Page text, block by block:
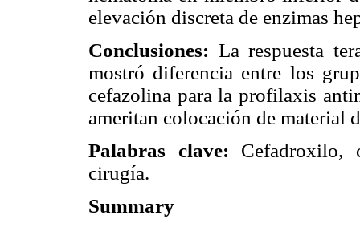
elevación discreta de enzimas
Conclusiones: La respuesta
mostró diferencia entre los
cefazolina para la profilaxis
ameritan colocación de material
Palabras clave: Cefadroxilo,
cirugía.
Summary